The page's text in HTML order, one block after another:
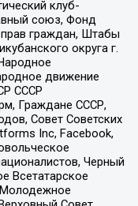
клуб-
союз, Фонд
граждан, Штабы
округа г.
движение
СССР
Граждане СССР,
Совет Советских
Inc, Facebook,
Черный
Всетатарское